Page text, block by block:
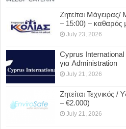
Ζητείται
– 15:00) – καθαρός
July 23, 2026
Cyprus International
για Administration
July 21, 2026
Ζητείται Τεχνικός /
– €2.000)
July 21, 2026